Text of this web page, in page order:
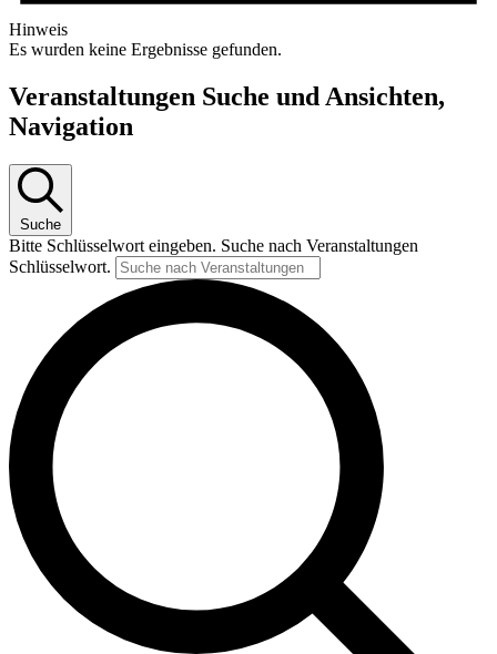
Hinweis
Es wurden keine Ergebnisse gefunden.
Veranstaltungen Suche und Ansichten,
Navigation
Suche
Bitte Schlüsselwort eingeben. Suche nach Veranstaltungen
Schlüsselwort.